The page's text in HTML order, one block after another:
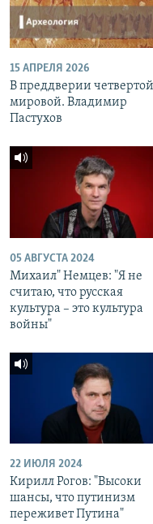
15 АПРЕЛЯ 2026
В преддверии четвертой
мировой. Владимир
Пастухов
05 АВГУСТА 2024
Михаил" Немцев: "Я не
считаю, что русская
культура – это культура
войны"
22 ИЮЛЯ 2024
Кирилл Рогов: "Высоки
шансы, что путинизм
переживет Путина"